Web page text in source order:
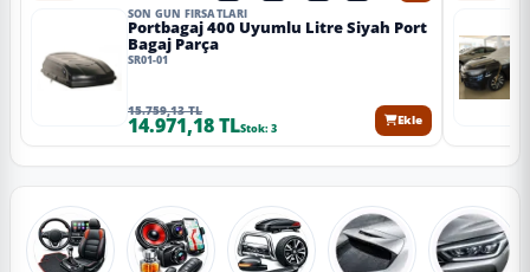
SON GÜN FIRSATLARI
Portbagaj 400 Uyumlu Litre Siyah Port
Bagaj Parça
SR01-01
15.759,13 TL
14.971,18 TLStok: 3
Ekle